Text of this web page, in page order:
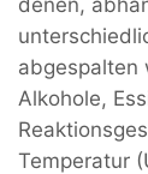
abgespalten
Alkohole,
Temperatur